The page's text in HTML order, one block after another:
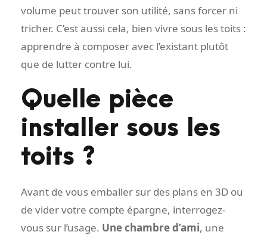
volume peut trouver son utilité, sans forcer ni
tricher. C’est aussi cela, bien vivre sous les toits :
apprendre à composer avec l’existant plutôt
que de lutter contre lui.
Quelle pièce
installer sous les
toits ?
Avant de vous emballer sur des plans en 3D ou
de vider votre compte épargne, interrogez-
vous sur l’usage. Une chambre d’ami, une